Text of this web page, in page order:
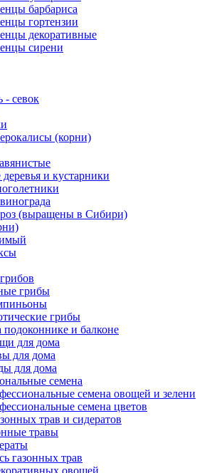
барбариса
гортензии
декоративные
сирени
- севок
(корни)
и кустарники
(выращены в Сибири)
грибы
грибы
подоконнике и балконе
для дома
для дома
для дома
семена
семена овощей и зелени
семена цветов
трав и сидератов
травы
газонных трав
овощей